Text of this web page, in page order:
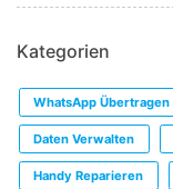
Kategorien
WhatsApp Übertragen
Daten Verwalten
Handy Reparieren